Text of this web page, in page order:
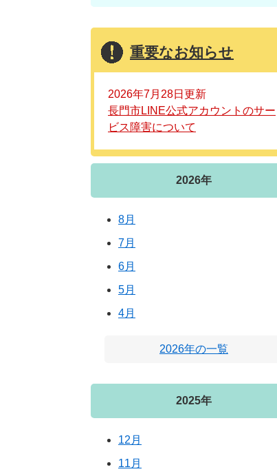
重要なお知らせ
2026年7月28日更新
長門市LINE公式アカウントのサー
ビス障害について
2026年
8月
7月
6月
5月
4月
2026年の一覧
2025年
12月
11月